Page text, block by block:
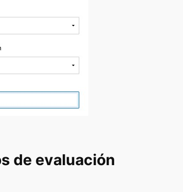
de evaluación